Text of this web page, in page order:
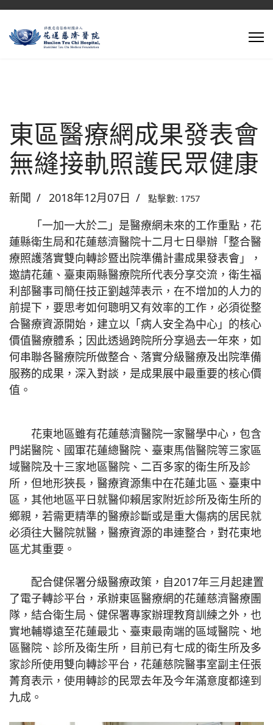
東區醫療網成果發表會
無縫接軌照護民眾健康
新聞 2018年12月07日 點擊數: 1757
「一加一大於二」是醫療網未來的工作重點，花
蓮縣衛生局和花蓮慈濟醫院十二月七日舉辦「整合醫
療照護落實雙向轉診暨出院準備計畫成果發表會」，
邀請花蓮、臺東兩縣醫療院所代表分享交流，衛生福
利部醫事司簡任技正劉越萍表示，在不增加的人力的
前提下，要思考如何聰明又有效率的工作，必須從整
合醫療資源開始，建立以「病人安全為中心」的核心
價值醫療體系；因此透過跨院所分享過去一年來，如
何串聯各醫療院所做整合、落實分級醫療及出院準備
服務的成果，深入對談，是成果展中最重要的核心價
值。
花東地區雖有花蓮慈濟醫院一家醫學中心，包含
門諾醫院、國軍花蓮總醫院、臺東馬偕醫院等三家區
域醫院及十三家地區醫院、二百多家的衛生所及診
所，但地形狹長，醫療資源集中在花蓮北區、臺東中
區，其他地區平日就醫仰賴居家附近診所及衛生所的
鄉親，若需更精準的醫療診斷或是重大傷病的居民就
必須往大醫院就醫，醫療資源的串連整合，對花東地
區尤其重要。
配合健保署分級醫療政策，自2017年三月起建置
了電子轉診平台，承辦東區醫療網的花蓮慈濟醫療團
隊，結合衛生局、健保署專家辦理教育訓練之外，也
實地輔導遠至花蓮最北、臺東最南端的區域醫院、地
區醫院、診所及衛生所，目前已有七成的衛生所及多
家診所使用雙向轉診平台，花蓮慈院醫事室副主任張
菁育表示，使用轉診的民眾去年及今年滿意度都達到
九成。